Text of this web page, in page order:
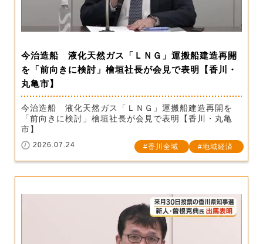
今治造船 液化天然ガス「ＬＮＧ」運搬船建造再開
を「前向きに検討」檜垣社長が会見で表明【香川・
丸亀市】
今治造船 液化天然ガス「ＬＮＧ」運搬船建造再開を
「前向きに検討」檜垣社長が会見で表明【香川・丸亀
市】
2026.07.24 香川全域 地域経済